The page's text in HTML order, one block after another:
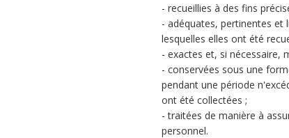
- recueillies à des fins
- adéquates, pertinentes et
lesquelles elles ont été
- exactes et, si nécessaire,
- conservées sous une
pendant une période
ont été collectées ;
- traitées de manière à
personnel.